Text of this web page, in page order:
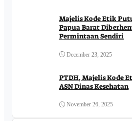
Majelis Kode Etik
Papua Barat
Permintaan Sendiri
December 23, 2025
PTDH, Majelis Kode
ASN Dinas Kesehatan
November 26, 2025